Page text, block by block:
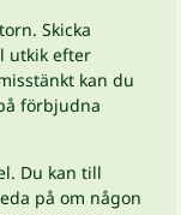
Skicka
utkik efter
kan du
förbjudna
Du kan till
på om någon